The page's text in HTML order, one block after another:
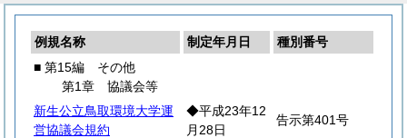
例規名称 制定年月日
種別番号
■ 第15編 その他
第1章 協議会等
新生公立鳥取環境大学運
営協議会規約
◆平成23年12
月28日
告示第401号